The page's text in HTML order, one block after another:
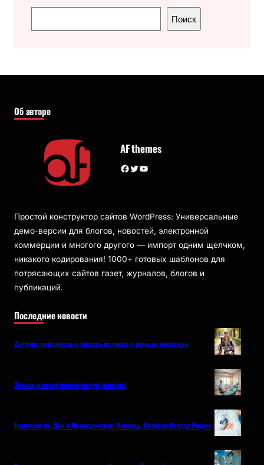
о
к
Поиск
Об авторе
AF themes
Facebook Twitter YouTube
Простой конструктор сайтов WordPress: Универсальные
демо-версии для блогов, новостей, электронной
коммерции и многого другого — импорт одним щелчком,
никакого кодирования! 1000+ готовых шаблонов для
потрясающих сайтов газет, журналов, блогов и
публикаций.
Последние новости
Детские инвалидные кресла-коляски с ручным приводом
Запись в стоматологическую клинику
Нарколог на Дом в Новокузнецке: Помощь, Которая Всегда Рядом